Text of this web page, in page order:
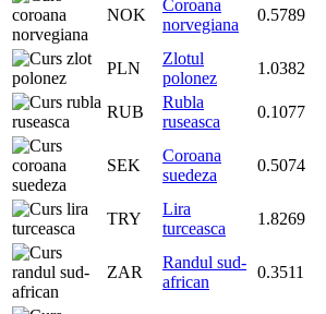
NOK
Coroana
norvegiana
0.5789
PLN
Zlotul
polonez
1.0382
RUB
Rubla
ruseasca
0.1077
SEK
Coroana
suedeza
0.5074
TRY
Lira
turceasca
1.8269
ZAR
Randul sud-
african
0.3511